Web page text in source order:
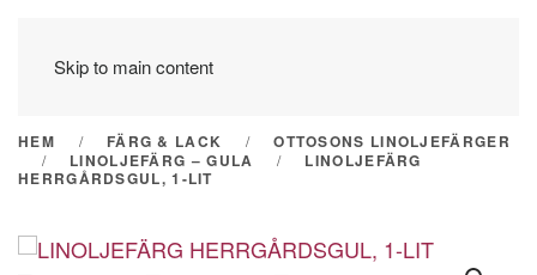
Skip to main content
HEM FÄRG & LACK
OTTOSONS LINOLJEFÄRGER
LINOLJEFÄRG – GULA
LINOLJEFÄRG
HERRGÅRDSGUL, 1-LIT